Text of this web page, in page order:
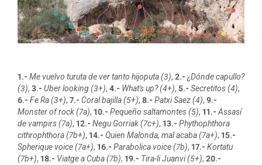
1.- Me vuelvo turuta de ver tanto hijoputa (3), 2.- ¿Dónde capullo?
(3), 3.- Uber looking (3+), 4.- What's up? (4+), 5.- Secretitos (4),
6.- Fe Ra (3+), 7.- Coral bajilla (5+), 8.- Patxi Saez (4), 9.-
Monster of rock (7a), 10.- Pequeño saltamontes (5), 11.- Assasí
de vampirs (7a), 12.- Negu Gorriak (7c+), 13.- Phythophthora
cithrophthora (7b+), 14.- Quien Malonda, mal acaba (7a+), 15.-
Spherique voice (7a+), 16.- Parabolica voice (7b), 17.- Kortatu
(7b+), 18.- Viatge a Cuba (7b), 19.- Tira-li Juanvi (5+), 20.-